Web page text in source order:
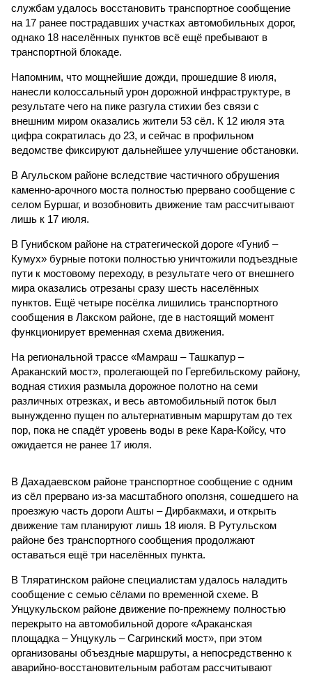
службам удалось восстановить транспортное сообщение
на 17 ранее пострадавших участках автомобильных дорог,
однако 18 населённых пунктов всё ещё пребывают в
транспортной блокаде.
Напомним, что мощнейшие дожди, прошедшие 8 июля,
нанесли колоссальный урон дорожной инфраструктуре, в
результате чего на пике разгула стихии без связи с
внешним миром оказались жители 53 сёл. К 12 июля эта
цифра сократилась до 23, и сейчас в профильном
ведомстве фиксируют дальнейшее улучшение обстановки.
В Агульском районе вследствие частичного обрушения
каменно-арочного моста полностью прервано сообщение с
селом Буршаг, и возобновить движение там рассчитывают
лишь к 17 июля.
В Гунибском районе на стратегической дороге «Гуниб –
Кумух» бурные потоки полностью уничтожили подъездные
пути к мостовому переходу, в результате чего от внешнего
мира оказались отрезаны сразу шесть населённых
пунктов. Ещё четыре посёлка лишились транспортного
сообщения в Лакском районе, где в настоящий момент
функционирует временная схема движения.
На региональной трассе «Мамраш – Ташкапур –
Араканский мост», пролегающей по Гергебильскому району,
водная стихия размыла дорожное полотно на семи
различных отрезках, и весь автомобильный поток был
вынужденно пущен по альтернативным маршрутам до тех
пор, пока не спадёт уровень воды в реке Кара-Койсу, что
ожидается не ранее 17 июля.
В Дахадаевском районе транспортное сообщение с одним
из сёл прервано из-за масштабного оползня, сошедшего на
проезжую часть дороги Ашты – Дирбакмахи, и открыть
движение там планируют лишь 18 июля. В Рутульском
районе без транспортного сообщения продолжают
оставаться ещё три населённых пункта.
В Тляратинском районе специалистам удалось наладить
сообщение с семью сёлами по временной схеме. В
Унцукульском районе движение по-прежнему полностью
перекрыто на автомобильной дороге «Араканская
площадка – Унцукуль – Сагринский мост», при этом
организованы объездные маршруты, а непосредственно к
аварийно-восстановительным работам рассчитывают